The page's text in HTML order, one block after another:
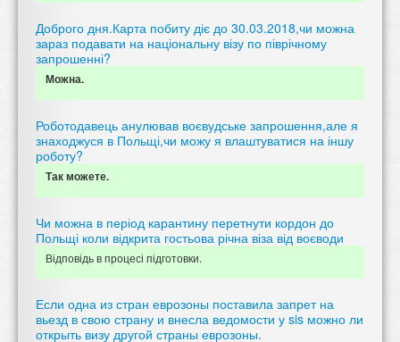
Доброго дня.Карта побиту діє до 30.03.2018,чи можна
зараз подавати на національну візу по піврічному
запрошенні?
Можна.
Роботодавець анулював воєвудське запрошення,але я
знаходжуся в Польщі,чи можу я влаштуватися на іншу
роботу?
Так можете.
Чи можна в період карантину перетнути кордон до
Польщі коли відкрита гостьова річна віза від воєводи
Відповідь в процесі підготовки.
Если одна из стран еврозоны поставила запрет на
вьезд в свою страну и внесла ведомости у sis можно ли
открыть визу другой страны еврозоны.